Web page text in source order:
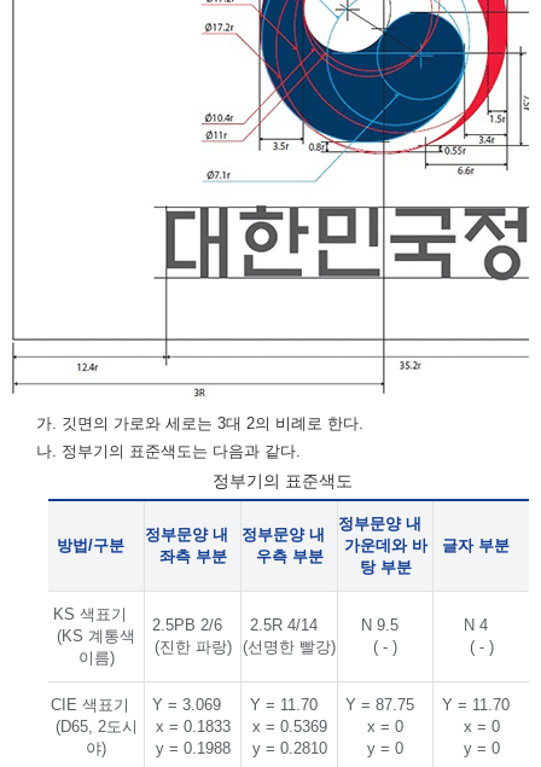
가. 깃면의 가로와 세로는 3대 2의 비례로 한다.
나. 정부기의 표준색도는 다음과 같다.
정부기의 표준색도
방법/구분
정부문양 내
좌측 부분
정부문양 내
우측 부분
정부문양 내
가운데와 바
탕 부분
글자 부분
KS 색표기
(KS 계통색
이름)
2.5PB 2/6
(진한 파랑)
2.5R 4/14
(선명한 빨강)
N 9.5
( - )
N 4
( - )
CIE 색표기
(D65, 2도시
야)
Y = 3.069
x = 0.1833
y = 0.1988
Y = 11.70
x = 0.5369
y = 0.2810
Y = 87.75
x = 0
y = 0
Y = 11.70
x = 0
y = 0